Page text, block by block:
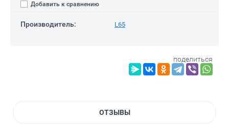
Добавить к сравнению
Производитель: L65
поделиться
ОТЗЫВЫ